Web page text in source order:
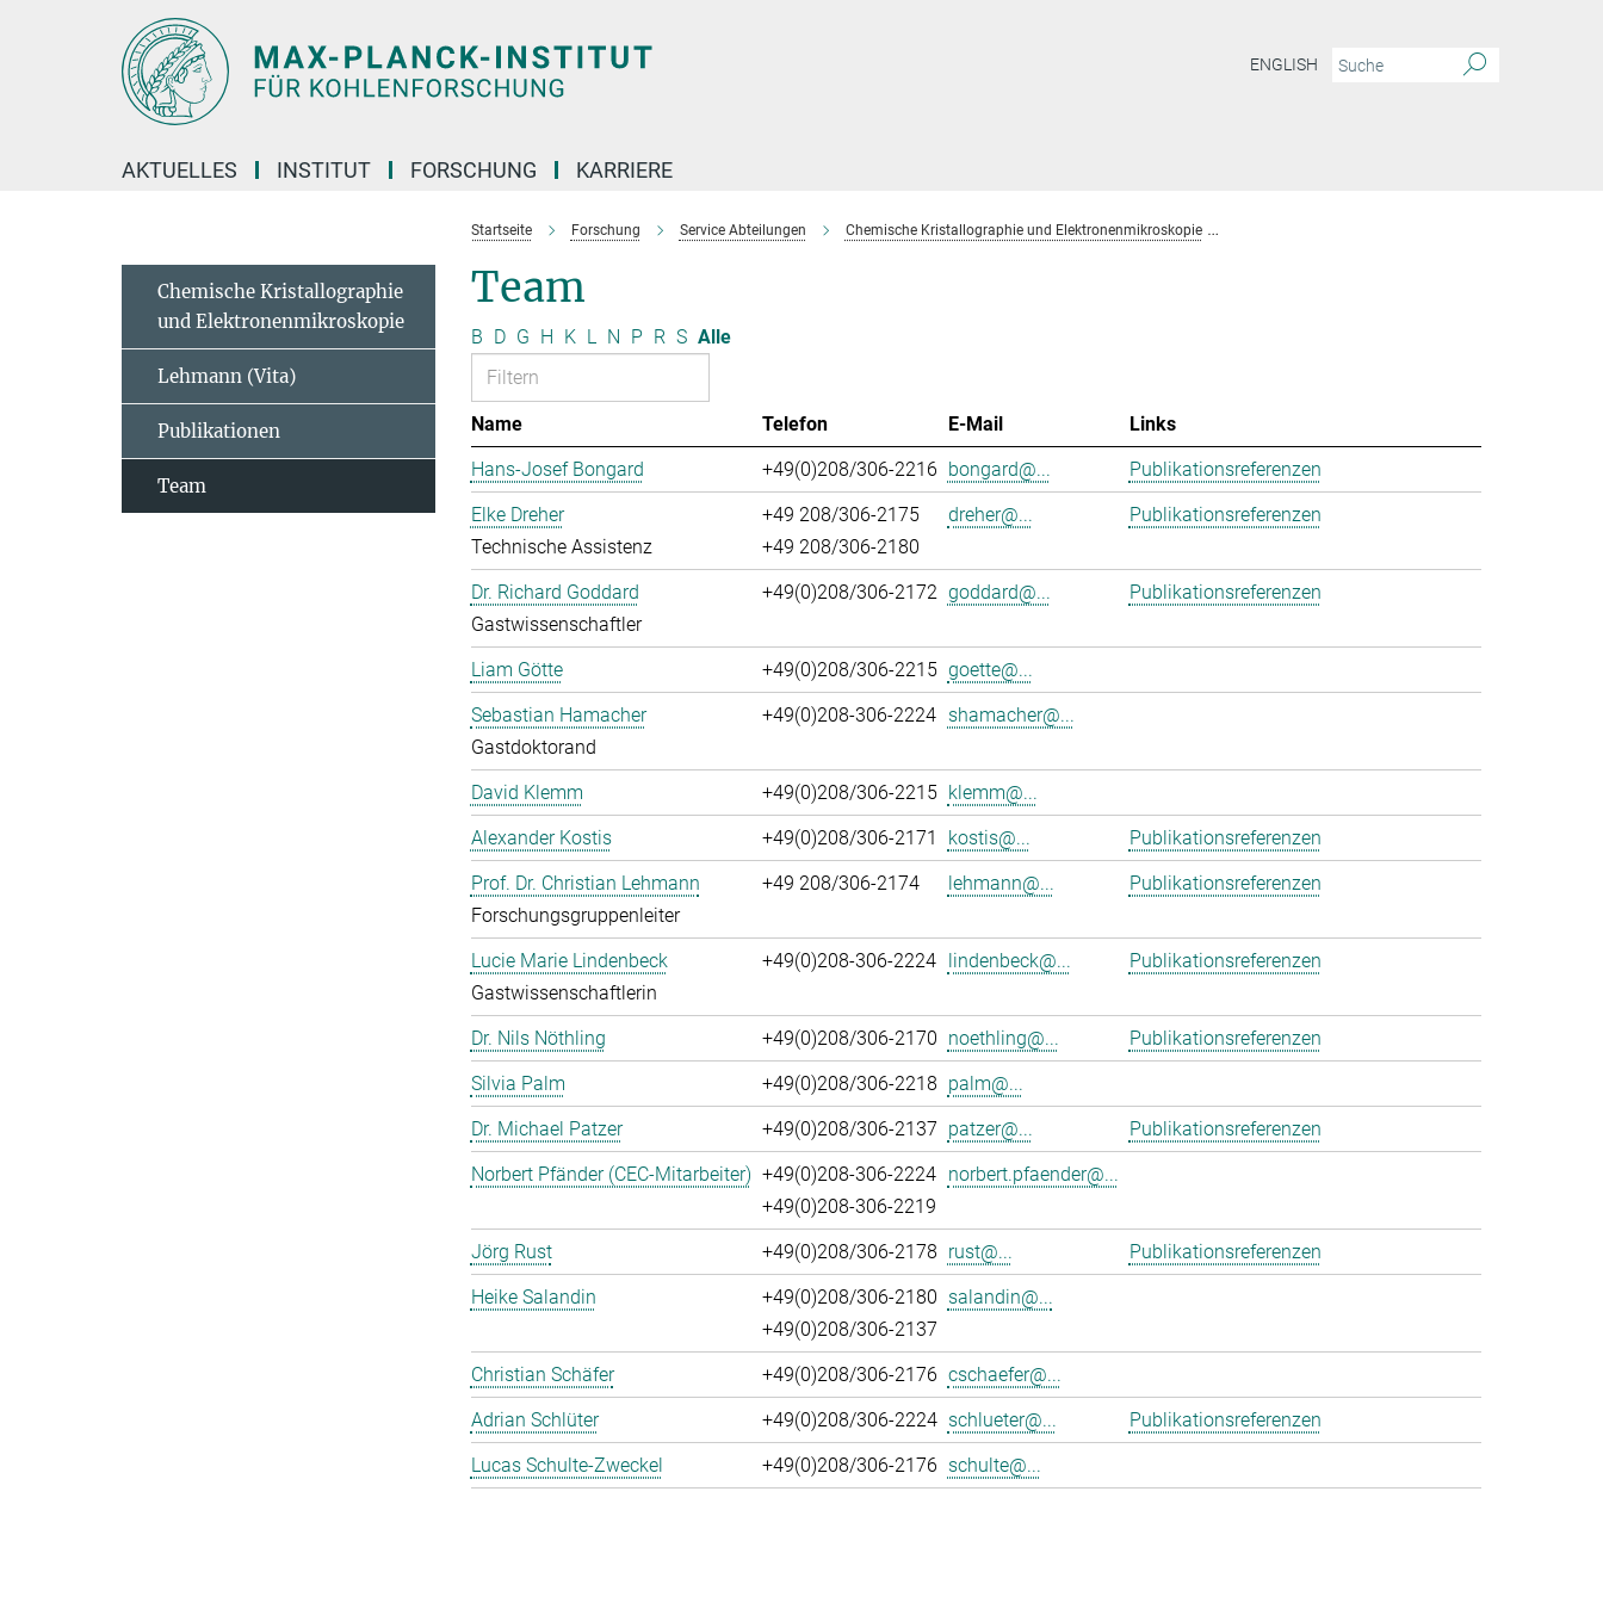
ENGLISH
AKTUELLES INSTITUT FORSCHUNG KARRIERE
Startseite Forschung Service Abteilungen Chemische Kristallographie und Elektronenmikroskopie
Team
B D G H K L N P R S Alle
Name Telefon E-Mail
Links
Hans-Josef Bongard
+49(0)208/306-2216 bongard@...
Publikationsreferenzen
Elke Dreher
Technische Assistenz
+49 208/306-2175
+49 208/306-2180
dreher@... Publikationsreferenzen
Dr. Richard Goddard
Gastwissenschaftler
+49(0)208/306-2172 goddard@... Publikationsreferenzen
Liam Götte +49(0)208/306-2215 goette@...
Sebastian Hamacher
Gastdoktorand
+49(0)208-306-2224 shamacher@...
David Klemm +49(0)208/306-2215 klemm@...
Alexander Kostis
+49(0)208/306-2171 kostis@...
Publikationsreferenzen
Prof. Dr. Christian Lehmann
Forschungsgruppenleiter
+49 208/306-2174 lehmann@... Publikationsreferenzen
Lucie Marie Lindenbeck
Gastwissenschaftlerin
+49(0)208-306-2224 lindenbeck@... Publikationsreferenzen
Dr. Nils Nöthling +49(0)208/306-2170 noethling@...
Publikationsreferenzen
Silvia Palm
+49(0)208/306-2218 palm@...
Dr. Michael Patzer
+49(0)208/306-2137 patzer@...
Publikationsreferenzen
Norbert Pfänder (CEC-Mitarbeiter) +49(0)208-306-2224
+49(0)208-306-2219
norbert.pfaender@...
Jörg Rust +49(0)208/306-2178 rust@...
Publikationsreferenzen
Heike Salandin
+49(0)208/306-2180
+49(0)208/306-2137
salandin@...
Christian Schäfer +49(0)208/306-2176 cschaefer@...
Adrian Schlüter
+49(0)208/306-2224 schlueter@...
Publikationsreferenzen
Lucas Schulte-Zweckel
+49(0)208/306-2176 schulte@...
Chemische Kristallographie
und Elektronenmikroskopie
Lehmann (Vita)
Publikationen
Team